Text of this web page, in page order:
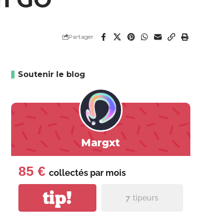
Partager
Soutenir le blog
Margxt
85 € collectés par mois
tip! 7 tipeurs